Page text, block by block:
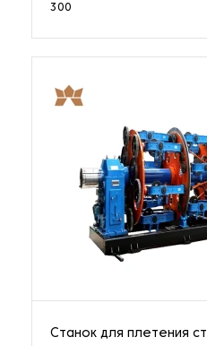
300
Станок для плетения